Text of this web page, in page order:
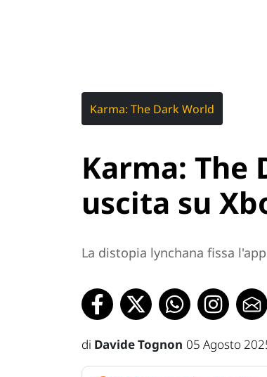
Karma: The Dark World
Karma: The
uscita su
La distopia lynchana fissa
di Davide Tognon 05 Agosto